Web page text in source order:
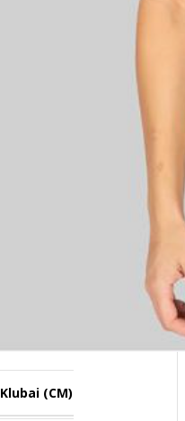
Klubai (CM)